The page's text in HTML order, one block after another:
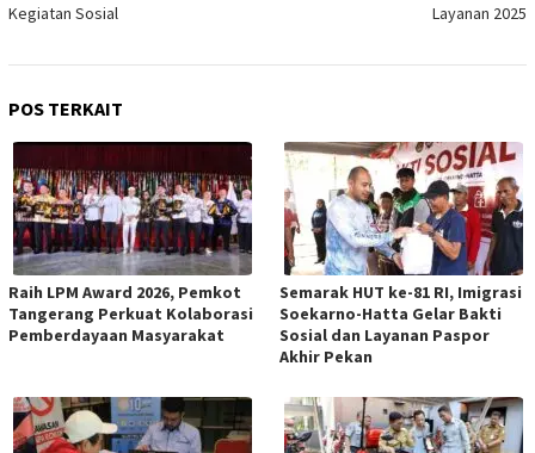
Kegiatan Sosial
Layanan 2025
POS TERKAIT
Raih LPM Award 2026, Pemkot
Tangerang Perkuat Kolaborasi
Pemberdayaan Masyarakat
Semarak HUT ke-81 RI, Imigrasi
Soekarno-Hatta Gelar Bakti
Sosial dan Layanan Paspor
Akhir Pekan